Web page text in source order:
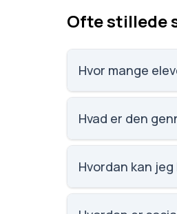
Ofte stillede
Hvor mange
Amager Lilleskole
Hvad er den
Hvordan kan
Email: